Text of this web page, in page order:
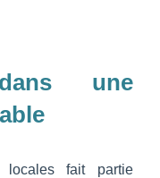
une
locales fait partie